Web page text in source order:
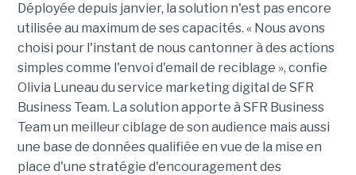
Déployée depuis janvier, la solution n'est pas encore
utilisée au maximum de ses capacités. « Nous avons
choisi pour l'instant de nous cantonner à des actions
simples comme l'envoi d'email de reciblage », confie
Olivia Luneau du service marketing digital de SFR
Business Team. La solution apporte à SFR Business
Team un meilleur ciblage de son audience mais aussi
une base de données qualifiée en vue de la mise en
place d'une stratégie d'encouragement des